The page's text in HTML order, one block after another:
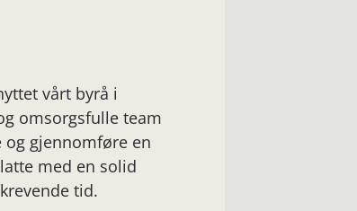
vårt byrå i
omsorgsfulle team
gjennomføre en
med en solid
tid.